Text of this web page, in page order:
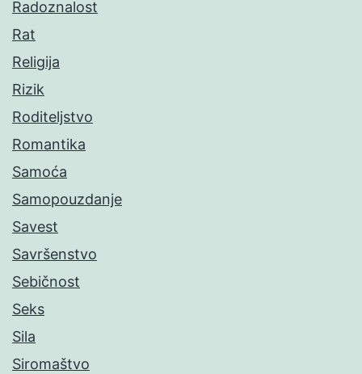
Radoznalost
Rat
Religija
Rizik
Roditeljstvo
Romantika
Samoća
Samopouzdanje
Savest
Savršenstvo
Sebičnost
Seks
Sila
Siromaštvo